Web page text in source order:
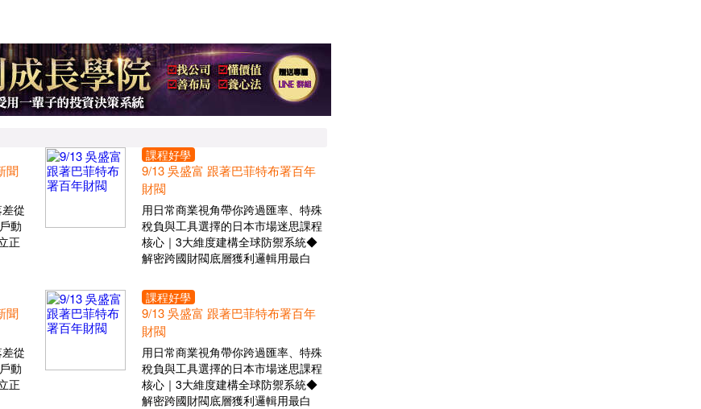
聞
從
動
正
課程好學
9/13 吳盛富 跟著巴菲特布署百年
財閥
用日常商業視角帶你跨過匯率、特殊
稅負與工具選擇的日本市場迷思課程
核心｜3大維度建構全球防禦系統◆
解密跨國財閥底層獲利邏輯用最白
聞
從
動
正
課程好學
9/13 吳盛富 跟著巴菲特布署百年
財閥
用日常商業視角帶你跨過匯率、特殊
稅負與工具選擇的日本市場迷思課程
核心｜3大維度建構全球防禦系統◆
解密跨國財閥底層獲利邏輯用最白